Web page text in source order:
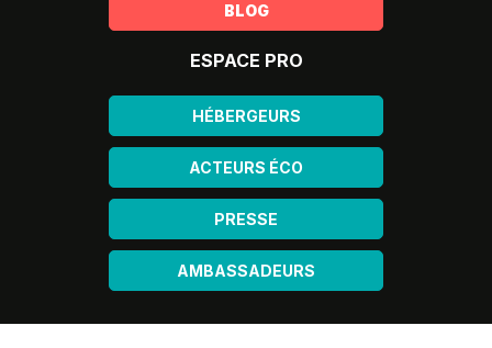
BLOG
ESPACE PRO
HÉBERGEURS
ACTEURS ÉCO
PRESSE
AMBASSADEURS